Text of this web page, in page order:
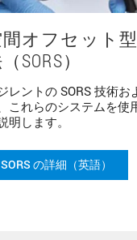
間オフセット
SORS）
レントの SORS 技術お
これらのシステムを使
明します。
SORS の詳細（英語）